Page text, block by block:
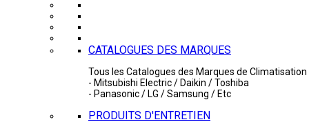
CATALOGUES DES MARQUES
Tous les Catalogues des Marques de Climatisation
- Mitsubishi Electric / Daikin / Toshiba
- Panasonic / LG / Samsung / Etc
PRODUITS D'ENTRETIEN